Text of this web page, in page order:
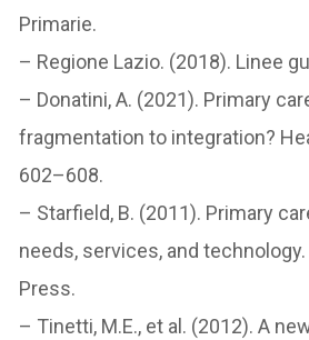
Primarie.
– Regione Lazio. (2018). Linee
– Donatini, A. (2021). Primary
fragmentation to integration?
602–608.
– Starfield, B. (2011). Primary
needs, services, and
Press.
– Tinetti, M.E., et al. (2012). A